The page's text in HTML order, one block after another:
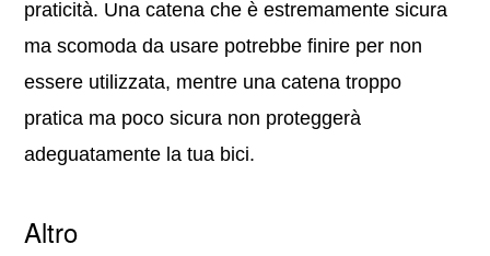
praticità. Una catena che è estremamente sicura
ma scomoda da usare potrebbe finire per non
essere utilizzata, mentre una catena troppo
pratica ma poco sicura non proteggerà
adeguatamente la tua bici.
Altro